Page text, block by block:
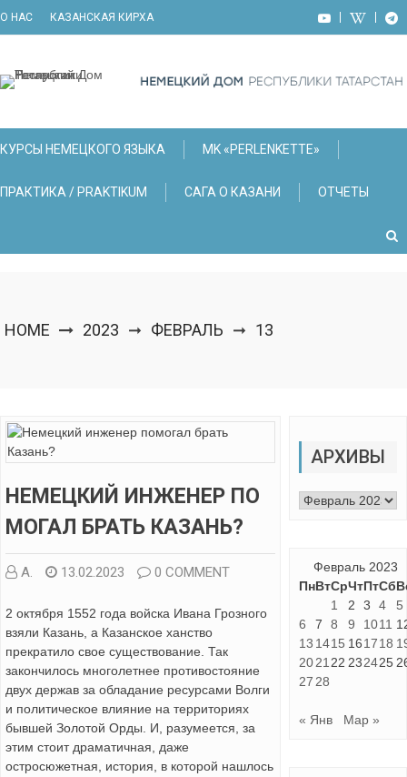
О НАС КАЗАНСКАЯ КИРХА
КУРСЫ НЕМЕЦКОГО ЯЗЫКА МK «PERLENKETTE»
ПРАКТИКА / PRAKTIKUM САГА О КАЗАНИ ОТЧЕТЫ
HOME 2023 ➞ ФЕВРАЛЬ ➞ 13
НЕМЕЦКИЙ ИНЖЕНЕР ПО
МОГАЛ БРАТЬ КАЗАНЬ?
А. 13.02.2023 0 COMMENT
2 октября 1552 года войска Ивана Грозного
взяли Казань, а Казанское ханство
прекратило свое существование. Так
закончилось многолетнее противостояние
двух держав за обладание ресурсами Волги
и политическое влияние на территориях
бывшей Золотой Орды. И, разумеется, за
этим стоит драматичная, даже
остросюжетная, история, в которой нашлось
АРХИВЫ
Архивы
Февраль 2023
ПнВтСрЧтПтСб
1
2 3 4
5
6
7 8 9 1011
13 1415 161718
2021 22 232425
27 28
« Янв Мар »